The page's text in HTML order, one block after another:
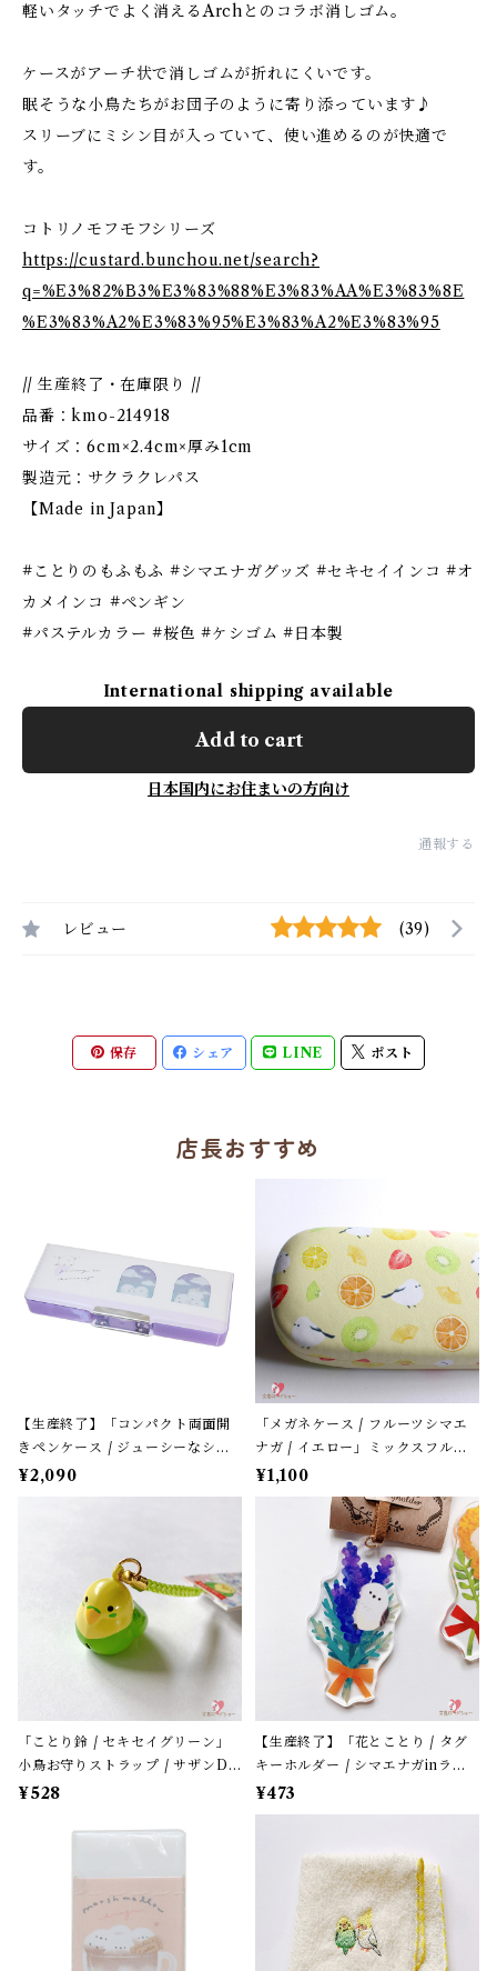
軽いタッチでよく消えるArchとのコラボ消しゴム。
ケースがアーチ状で消しゴムが折れにくいです。
眠そうな小鳥たちがお団子のように寄り添っています♪
スリーブにミシン目が入っていて、使い進めるのが快適で
す。
コトリノモフモフシリーズ
https://custard.bunchou.net/search?
q=%E3%82%B3%E3%83%88%E3%83%AA%E3%83%8E
%E3%83%A2%E3%83%95%E3%83%A2%E3%83%95
// 生産終了・在庫限り //
品番：kmo-214918
サイズ：6cm×2.4cm×厚み1cm
製造元：サクラクレパス
【Made in Japan】
#ことりのもふもふ #シマエナガグッズ #セキセイインコ #オ
カメインコ #ペンギン
#パステルカラー #桜色 #ケシゴム #日本製
International shipping available
Add to cart
日本国内にお住まいの方向け
通報する
レビュー (39)
保存 シェア LINE ポスト
店長おすすめ
【生産終了】「コンパクト両面開
きペンケース / ジューシーなシマ
エナガ」窓から覗くシマエナガた
ち / カミオジャパン＊パープル
¥2,090
「メガネケース / フルーツシマエ
ナガ / イエロー」ミックスフルー
ツ柄 / フレンズヒル＊パステルイ
¥1,100
「ことり鈴 / セキセイグリーン」
小鳥お守りストラップ / サザンDS
クリエイト / 黄緑色のセキセイイ
月グッズ＊1個【大人気!】
¥528
【生産終了】「花とことり / タグ
キーホルダー / シマエナガinラベ
ンダー」花言葉と小鳥のアクリル
キーホルダー・バッグチャーム /
在庫限り】
¥473